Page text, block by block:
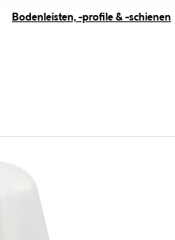
Bodenleisten, -profile & -schienen